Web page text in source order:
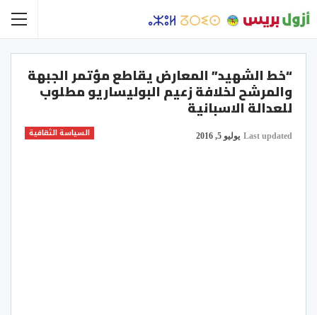
“خط الشهيد” المعارض يقاطع مؤتمر الجبهة
والمرشح لخلافة زعيم البوليساريو مطلوب
للعدالة الاسبانية
السياسة الثقافية Last updated يوليو 5, 2016